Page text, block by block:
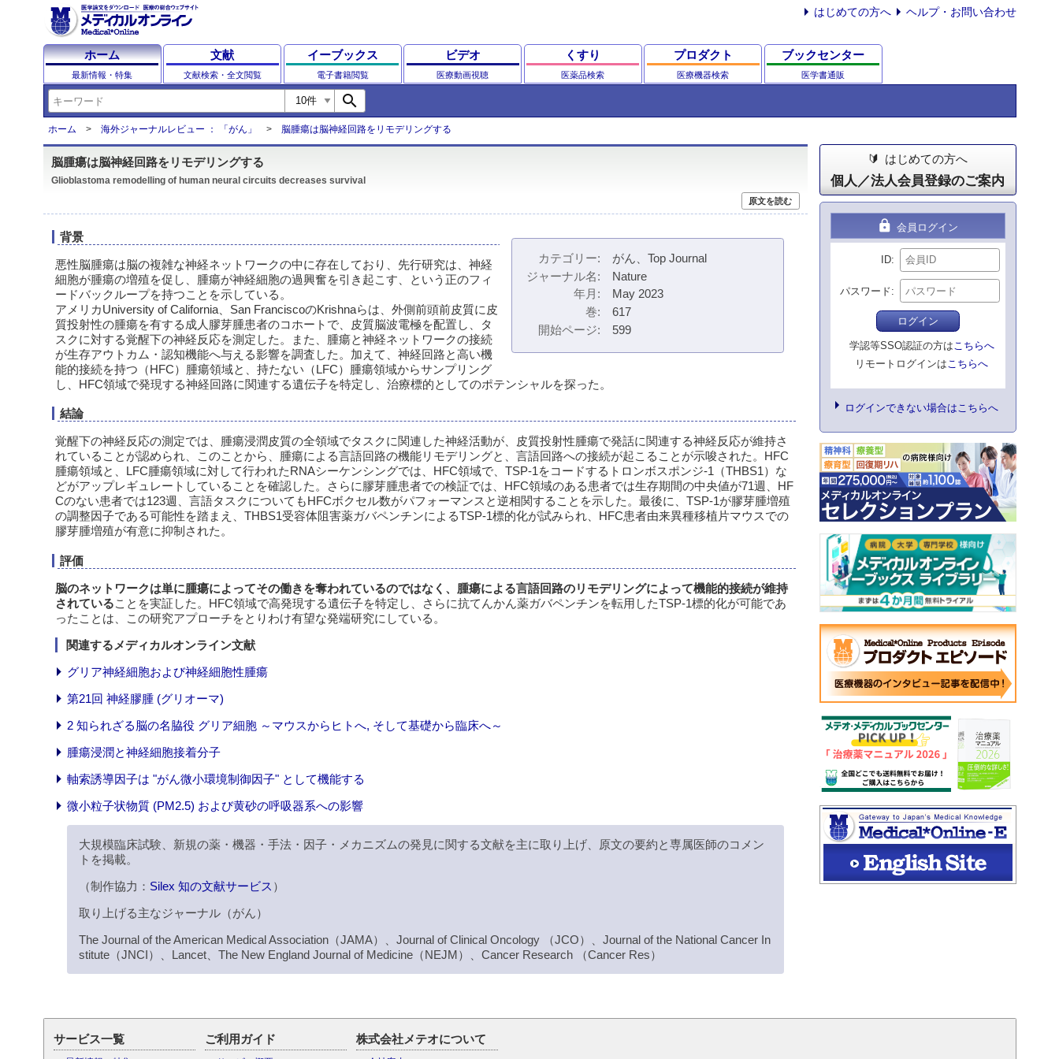
はじめての方へ ヘルプ・お問い合わせ
ホーム
最新情報・特集
文献
文献検索・全文閲覧
イーブックス
電子書籍閲覧
ビデオ
医療動画視聴
くすり
医薬品検索
プロダクト
医療機器検索
ブックセンター
医学書通販
search
ホーム 海外ジャーナルレビュー ： 「がん」 脳腫瘍は脳神経回路をリモデリングする
脳腫瘍は脳神経回路をリモデリングする
Glioblastoma remodelling of human neural circuits decreases survival
原文を読む
カテゴリー
がん、Top Journal
ジャーナル名
Nature
年月
May 2023
巻
617
開始ページ
599
背景
悪性脳腫瘍は脳の複雑な神経ネットワークの中に存在しており、先行研究は、神経
細胞が腫瘍の増殖を促し、腫瘍が神経細胞の過興奮を引き起こす、という正のフィ
ードバックループを持つことを示している。
アメリカUniversity of California、San FranciscoのKrishnaらは、外側前頭前皮質に皮
質投射性の腫瘍を有する成人膠芽腫患者のコホートで、皮質脳波電極を配置し、タ
スクに対する覚醒下の神経反応を測定した。また、腫瘍と神経ネットワークの接続
が生存アウトカム・認知機能へ与える影響を調査した。加えて、神経回路と高い機
能的接続を持つ（HFC）腫瘍領域と、持たない（LFC）腫瘍領域からサンプリング
し、HFC領域で発現する神経回路に関連する遺伝子を特定し、治療標的としてのポテンシャルを探った。
結論
覚醒下の神経反応の測定では、腫瘍浸潤皮質の全領域でタスクに関連した神経活動が、皮質投射性腫瘍で発話に関連する神経反応が維持さ
れていることが認められ、このことから、腫瘍による言語回路の機能リモデリングと、言語回路への接続が起こることが示唆された。HFC
腫瘍領域と、LFC腫瘍領域に対して行われたRNAシーケンシングでは、HFC領域で、TSP-1をコードするトロンボスポンジ-1（THBS1）な
どがアップレギュレートしていることを確認した。さらに膠芽腫患者での検証では、HFC領域のある患者では生存期間の中央値が71週、HF
Cのない患者では123週、言語タスクについてもHFCボクセル数がパフォーマンスと逆相関することを示した。最後に、TSP-1が膠芽腫増殖
の調整因子である可能性を踏まえ、THBS1受容体阻害薬ガバペンチンによるTSP-1標的化が試みられ、HFC患者由来異種移植片マウスでの
膠芽腫増殖が有意に抑制された。
評価
脳のネットワークは単に腫瘍によってその働きを奪われているのではなく、腫瘍による言語回路のリモデリングによって機能的接続が維持
されていることを実証した。HFC領域で高発現する遺伝子を特定し、さらに抗てんかん薬ガバペンチンを転用したTSP-1標的化が可能であ
ったことは、この研究アプローチをとりわけ有望な発端研究にしている。
関連するメディカルオンライン文献
グリア神経細胞および神経細胞性腫瘍
第21回 神経膠腫 (グリオーマ)
2 知られざる脳の名脇役 グリア細胞 ～マウスからヒトへ, そして基礎から臨床へ～
腫瘍浸潤と神経細胞接着分子
軸索誘導因子は "がん微小環境制御因子" として機能する
微小粒子状物質 (PM2.5) および黄砂の呼吸器系への影響
大規模臨床試験、新規の薬・機器・手法・因子・メカニズムの発見に関する文献を主に取り上げ、原文の要約と専属医師のコメン
トを掲載。
（制作協力： Silex 知の文献サービス ）
取り上げる主なジャーナル（がん）
The Journal of the American Medical Association（JAMA）、Journal of Clinical Oncology （JCO）、Journal of the National Cancer In
stitute（JNCI）、Lancet、The New England Journal of Medicine（NEJM）、Cancer Research （Cancer Res）
はじめての方へ
個人／法人会員登録のご案内
lock 会員ログイン
ID
パスワード
ログイン
学認等SSO認証の方はこちらへ
リモートログインはこちらへ
ログインできない場合はこちらへ
サービス一覧 ご利用ガイド 株式会社メテオについて